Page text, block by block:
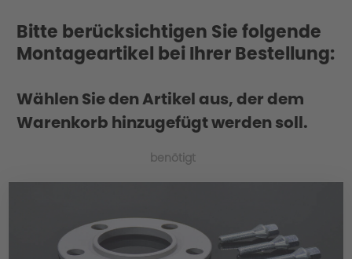
Bitte berücksichtigen Sie folgende
Montageartikel bei Ihrer Bestellung:
Wählen Sie den Artikel aus, der dem
Warenkorb hinzugefügt werden soll.
benötigt